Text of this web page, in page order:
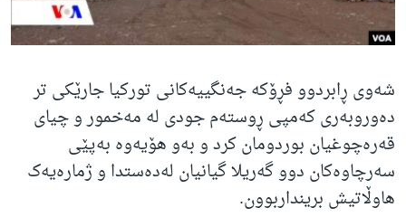
زمانه‌کان
شەوی ڕابردوو فڕۆکە جەنگییەکانی تورکیا جارێکی تر
دەوروبەری کەمپی ڕوستەم جودی لە مەخمور و چیای
قەرەچوغیان بوردومان کرد و بەو هۆیەوە بەپێی
سەرچاوەکان دوو گەریلا گیانیان لەدەستدا و ژمارەیەک
هاوڵاتیش برینداربوون.